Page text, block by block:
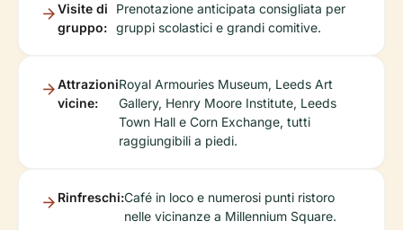
Visite di
gruppo:
Prenotazione anticipata consigliata per
gruppi scolastici e grandi comitive.
Attrazioni
vicine:
Royal Armouries Museum, Leeds Art
Gallery, Henry Moore Institute, Leeds
Town Hall e Corn Exchange, tutti
raggiungibili a piedi.
Rinfreschi:Café in loco e numerosi punti ristoro
nelle vicinanze a Millennium Square.